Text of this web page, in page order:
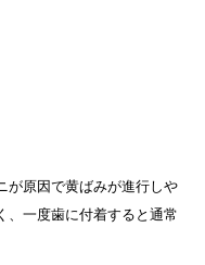
が原因で黄ばみが進行しや
、一度歯に付着すると通常